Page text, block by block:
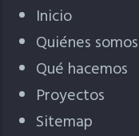
Inicio
Quiénes somos
Qué hacemos
Proyectos
Sitemap